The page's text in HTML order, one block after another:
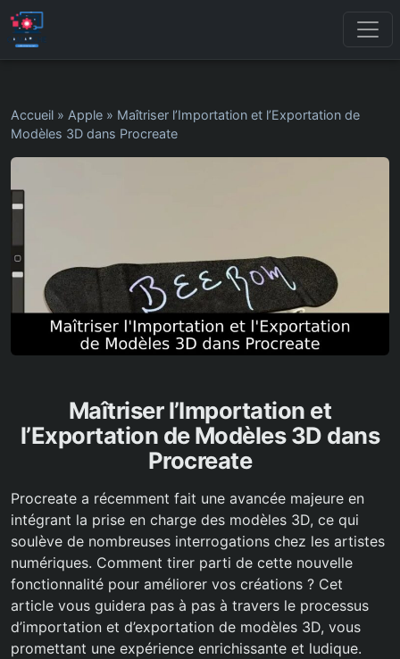
Accueil » Apple » Maîtriser l’Importation et l’Exportation de
Modèles 3D dans Procreate
Maîtriser l’Importation et
l’Exportation de Modèles 3D dans
Procreate
Procreate a récemment fait une avancée majeure en
intégrant la prise en charge des modèles 3D, ce qui
soulève de nombreuses interrogations chez les artistes
numériques. Comment tirer parti de cette nouvelle
fonctionnalité pour améliorer vos créations ? Cet
article vous guidera pas à pas à travers le processus
d’importation et d’exportation de modèles 3D, vous
promettant une expérience enrichissante et ludique.